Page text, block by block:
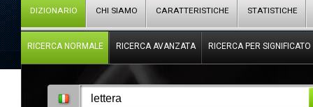
DIZIONARIO CHI SIAMO CARATTERISTICHE STATISTICHE
RICERCA NORMALE RICERCA AVANZATA RICERCA PER SIGNIFICATO